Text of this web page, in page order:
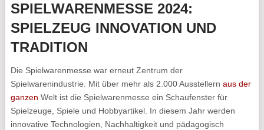
SPIELWARENMESSE 2024:
SPIELZEUG INNOVATION UND
TRADITION
Die Spielwarenmesse war erneut Zentrum der
Spielwarenindustrie. Mit über mehr als 2.000 Ausstellern aus der
ganzen Welt ist die Spielwarenmesse ein Schaufenster für
Spielzeuge, Spiele und Hobbyartikel. In diesem Jahr werden
innovative Technologien, Nachhaltigkeit und pädagogisch